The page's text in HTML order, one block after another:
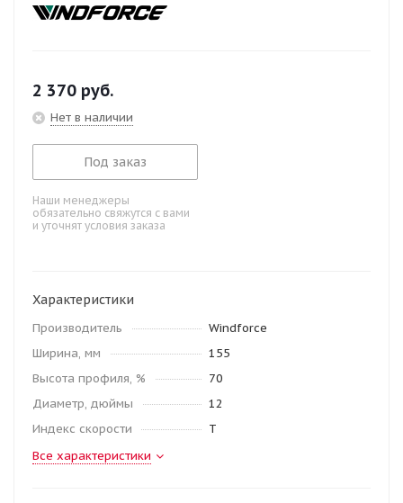
2 370 руб.
Нет в наличии
Под заказ
Наши менеджеры
обязательно свяжутся с вами
и уточнят условия заказа
Характеристики
Производитель
Windforce
Ширина, мм
155
Высота профиля, %
70
Диаметр, дюймы
12
Индекс скорости
T
Все характеристики